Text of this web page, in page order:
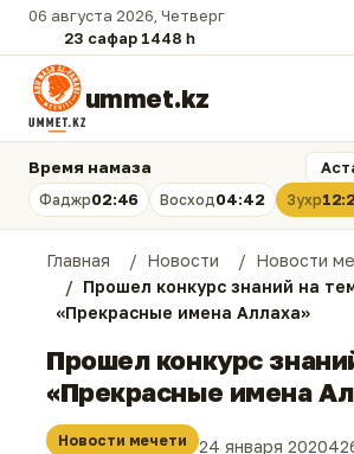
06 августа 2026, Четверг
23 сафар 1448 һ.
ummet.kz
Время намаза
Фаджр02:46 Восход04:42 Зухр
Главная Новости
Новости
Прошел конкурс знаний на
«Прекрасные имена Аллаха»
Прошел конкурс
«Прекрасные имена
Новости мечети 24 января 2020